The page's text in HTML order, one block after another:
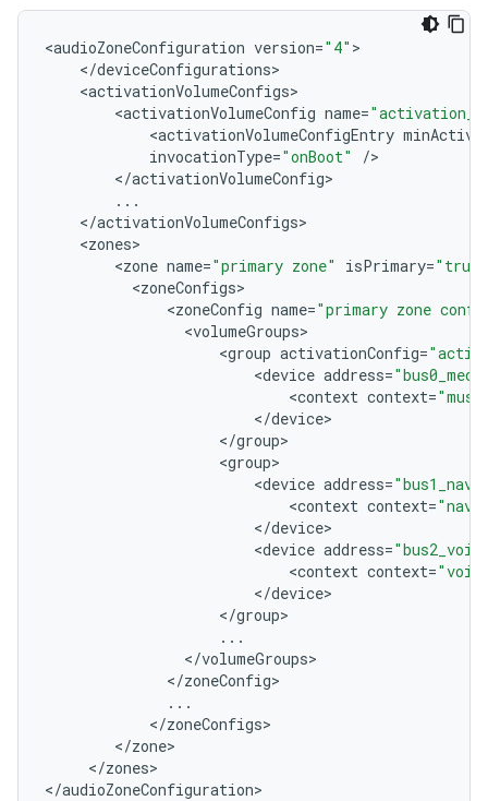
<audioZoneConfiguration version="4"
</deviceConfigurations
<activationVolumeConfigs
<activationVolumeConfig name=
<activationVolumeConfigEntry
invocationType="onBoot" /
</activationVolumeConfig
...
</activationVolumeConfigs
<zones
<zone name="primary zone" isPrimary="true"
<zoneConfigs
<zoneConfig name="primary zone
<volumeGroups
<group activationConfig=
<device address=
<context context=
</device
</group
<group
<device address=
<context context=
</device
<device address=
<context context=
</device
</group
...
</volumeGroups
</zoneConfig
...
</zoneConfigs
</zone
</zones>
</audioZoneConfiguration